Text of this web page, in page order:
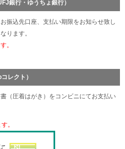
銀行・ゆうちょ銀行）
振込先口座、支払い期限をお知らせ致し
ります。
。
レクト）
（圧着はがき）をコンビニにてお支払い
。